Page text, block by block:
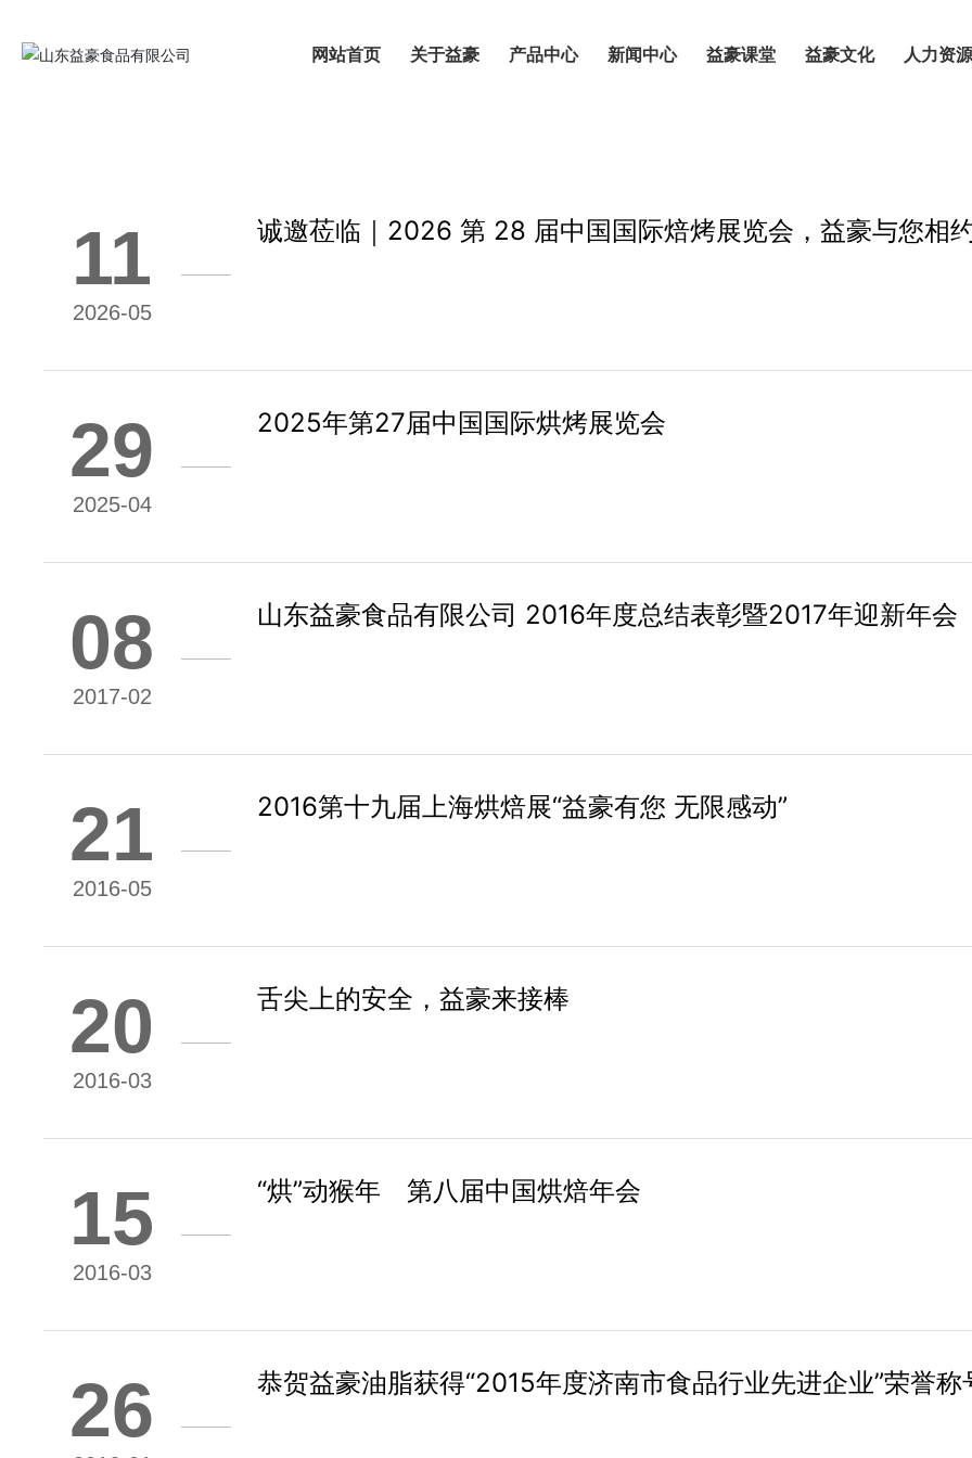
网站首页 关于益豪 产品中心 新闻中心 益豪课堂 益豪文化 人力资源
新闻中心
公司新闻 公司公告
11
2026-05
诚邀莅临｜2026 第 28 届中国国际焙烤展览会，益豪与您相
29
2025-04
2025年第27届中国国际烘烤展览会
08
2017-02
山东益豪食品有限公司 2016年度总结表彰暨2017年迎新年会
21
2016-05
2016第十九届上海烘焙展“益豪有您 无限感动”
20
2016-03
舌尖上的安全，益豪来接棒
15
2016-03
“烘”动猴年 第八届中国烘焙年会
26 恭贺益豪油脂获得“2015年度济南市食品行业先进企业”荣誉称